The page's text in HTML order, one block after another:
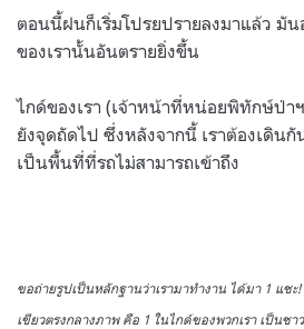
ตอนนี้ฝนก็เริ่มโปรยปรายลงมาแล้ว มัน
ของเรานั้นอันตรายยิ่งขึ้น
ไกด์ของเรา (เจ้าหน้าที่หน่อยพิทักษ์ป่า
ยังจุดถัดไป ซึ่งหลังจากนี้ เราต้องเดินกั
เป็นพื้นที่ที่รถไม่สามารถเข้าถึง
ขอถ่ายรูปเป็นหลักฐานว่าเรามาทำงาน ได้มา 1 แชะ
เขียวตรงกลางภาพ คือ 1 ในไกด์ของพวกเรา เป็นช